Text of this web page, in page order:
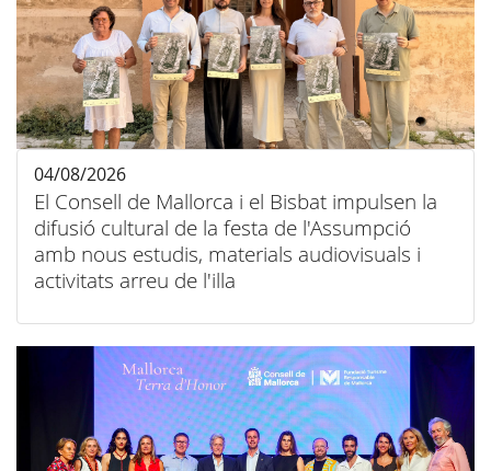
El Consell de Mallorca i el Bisbat impulsen la
difusió cultural de la festa de l'Assumpció
amb nous estudis, materials audiovisuals i
activitats arreu de l'illa
04/08/2026